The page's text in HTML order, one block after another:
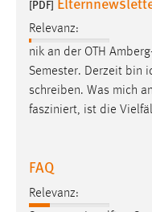
[PDF]
Relevanz:
nik an der OTH
Semester. Derzeit bin
schreiben. Was mich
fasziniert, ist die
FAQ
Relevanz: